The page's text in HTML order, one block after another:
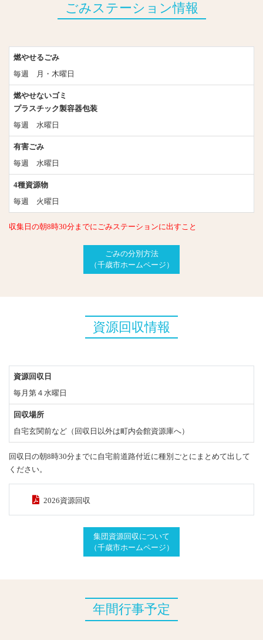
ごみステーション情報
燃やせるごみ
毎週 月・木曜日
燃やせないゴミ
プラスチック製容器包装
毎週 水曜日
有害ごみ
毎週 水曜日
4種資源物
毎週 火曜日
収集日の朝8時30分までにごみステーションに出すこと
ごみの分別方法
（千歳市ホームページ）
資源回収情報
資源回収日
毎月第４水曜日
回収場所
自宅玄関前など（回収日以外は町内会館資源庫へ）
回収日の朝8時30分までに自宅前道路付近に種別ごとにまとめて出して
ください。
2026資源回収
集団資源回収について
（千歳市ホームページ）
年間行事予定